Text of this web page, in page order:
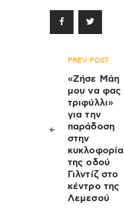
Πλοήγηση
άρθρων
PREV POST
«Ζήσε Μάη
μου να φας
τριφύλλι»
για την
παράδοση
στην
κυκλοφορία
της οδού
Γιλντίζ στο
κέντρο της
Λεμεσού